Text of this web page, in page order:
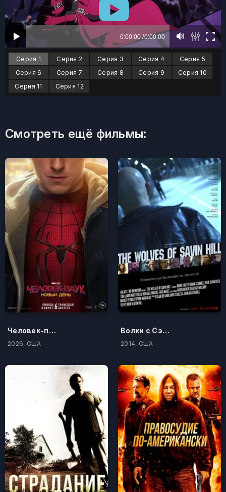
Серия 1 Серия 2 Серия 3 Серия 4
Серия 5
Серия 6
Серия 7 Серия 8 Серия 9
Серия 10
Серия 11
Серия 12
Смотреть ещё фильмы:
Человек-паук: Новый день
2026, США
Волки с Сэйвин-Хилл
2014, США